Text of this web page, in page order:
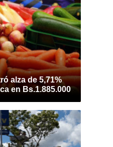
alza de 5,71%
en Bs.1.885.000